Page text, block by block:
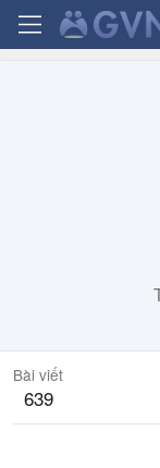
Bài viết
639